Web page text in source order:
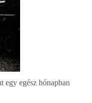
egy egész hónapban